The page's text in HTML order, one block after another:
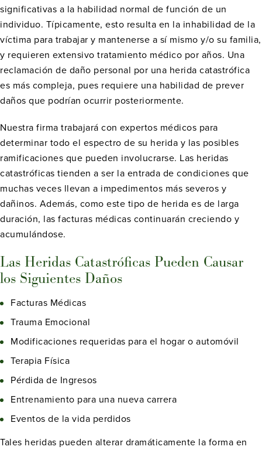
significativas a la habilidad normal de función de un
individuo. Típicamente, esto resulta en la inhabilidad de la
víctima para trabajar y mantenerse a sí mismo y/o su familia,
y requieren extensivo tratamiento médico por años. Una
reclamación de daño personal por una herida catastrófica
es más compleja, pues requiere una habilidad de prever
daños que podrían ocurrir posteriormente.
Nuestra firma trabajará con expertos médicos para
determinar todo el espectro de su herida y las posibles
ramificaciones que pueden involucrarse. Las heridas
catastróficas tienden a ser la entrada de condiciones que
muchas veces llevan a impedimentos más severos y
dañinos. Además, como este tipo de herida es de larga
duración, las facturas médicas continuarán creciendo y
acumulándose.
Las Heridas Catastróficas Pueden Causar
los Siguientes Daños
Facturas Médicas
Trauma Emocional
Modificaciones requeridas para el hogar o automóvil
Terapia Física
Pérdida de Ingresos
Entrenamiento para una nueva carrera
Eventos de la vida perdidos
Tales heridas pueden alterar dramáticamente la forma en